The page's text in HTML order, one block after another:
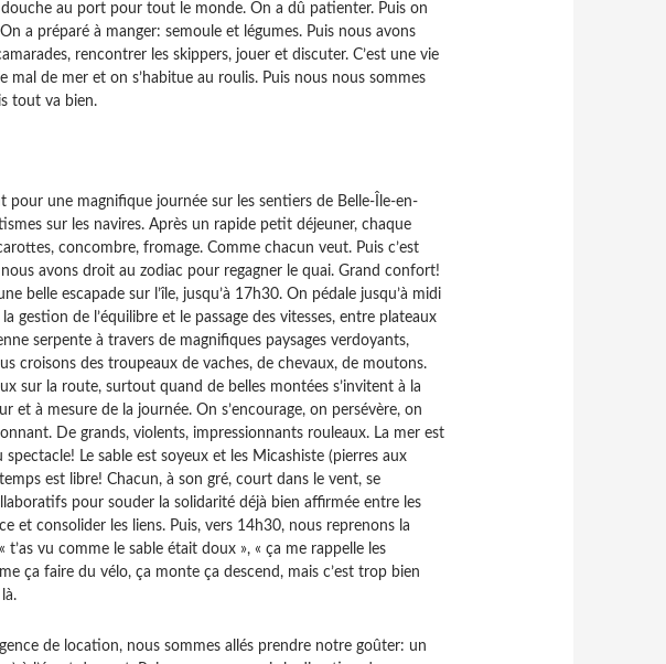
au port pour tout le monde. On a dû patienter. Puis on
a préparé à manger: semoule et légumes. Puis nous avons
rencontrer les skippers, jouer et discuter. C’est une vie
mal de mer et on s’habitue au roulis. Puis nous nous sommes
tout va bien.
une magnifique journée sur les sentiers de Belle-Île-en-
sur les navires. Après un rapide petit déjeuner, chaque
concombre, fromage. Comme chacun veut. Puis c’est
avons droit au zodiac pour regagner le quai. Grand confort!
belle escapade sur l’île, jusqu’à 17h30. On pédale jusqu’à midi
gestion de l’équilibre et le passage des vitesses, entre plateaux
serpente à travers de magnifiques paysages verdoyants,
croisons des troupeaux de vaches, de chevaux, de moutons.
sur la route, surtout quand de belles montées s’invitent à la
à mesure de la journée. On s’encourage, on persévère, on
De grands, violents, impressionnants rouleaux. La mer est
Le sable est soyeux et les Micashiste (pierres aux
est libre! Chacun, à son gré, court dans le vent, se
pour souder la solidarité déjà bien affirmée entre les
et consolider les liens. Puis, vers 14h30, nous reprenons la
vu comme le sable était doux », « ça me rappelle les
ça faire du vélo, ça monte ça descend, mais c’est trop bien
de location, nous sommes allés prendre notre goûter: un